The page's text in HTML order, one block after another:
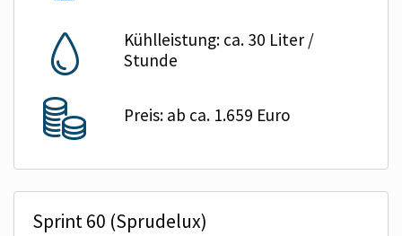
Kühlleistung: ca. 30 Liter /
Stunde
Preis: ab ca. 1.659 Euro
Sprint 60 (Sprudelux)